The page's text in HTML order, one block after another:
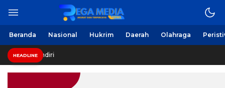
Beranda Nasional Hukrim Daerah Olahraga
HEADLINE